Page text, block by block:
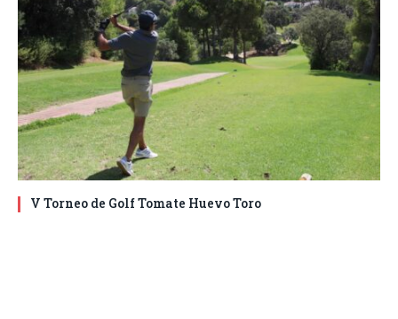
V Torneo de Golf Tomate Huevo Toro